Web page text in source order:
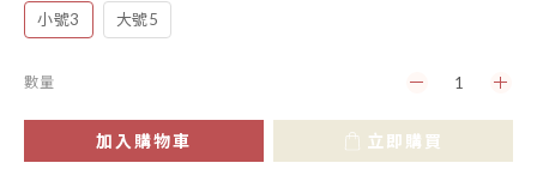
小號3 大號5
數量
加入購物車 立即購買